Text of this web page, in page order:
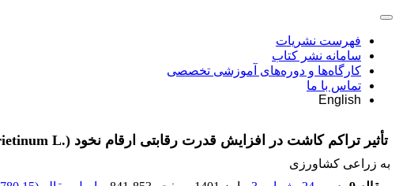
فهرست نشریات
سامانه نشر کتاب
کارگاه‌ها و دوره‌های آموزشی تخصصی
تماس با ما
English
تأثیر تراکم کاشت در افزایش قدرت رقابتی ارقام نخود (.Cicer arietinum L) در مقابل علف های هرز
به زراعی کشاورزی